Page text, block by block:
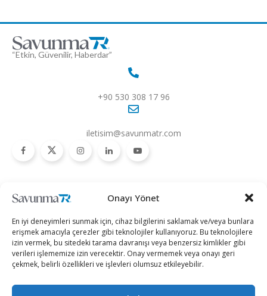
Onayı Yönet
En iyi deneyimleri sunmak için, cihaz bilgilerini saklamak ve/veya bunlara
erişmek amacıyla çerezler gibi teknolojiler kullanıyoruz. Bu teknolojilere
izin vermek, bu sitedeki tarama davranışı veya benzersiz kimlikler gibi
verileri işlememize izin verecektir. Onay vermemek veya onayı geri
çekmek, belirli özellikleri ve işlevleri olumsuz etkileyebilir.
“Etkin, Güvenilir, Haberdar”
+90 530 308 17 96
iletisim@savunmatr.com
Savunma Sanayii
Hava Platformları
Kara Platformları
Deniz Platformları
İnsansız Sistemler
Kategoriler
Siber Güvenlik
Teknoloji
Röportajlar
Politika
SavunmaTR
Hakkımızda
Kariyer
Gizlilik Politikası
Künye